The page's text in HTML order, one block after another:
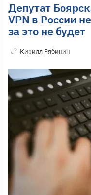
Депутат
VPN в России
за это не будет
Кирилл Рябинин